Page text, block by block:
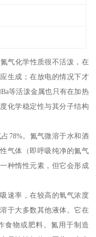
气化学性质很不活泼，在
生成；在放电的情况下才
等活泼金属也只有在加热
化学稳定性与其分子结构
78%。氮气微溶于水和酒
气体（即呼吸纯净的氮气
种惰性元素，但它会形成
速率，在较高的氧气浓度
于大多数其他液体。它在
食物或肥料。氮用于制造